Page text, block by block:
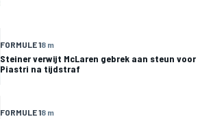
FORMULE 18 m
Steiner verwijt McLaren gebrek aan steun voor
Piastri na tijdstraf
FORMULE 18 m